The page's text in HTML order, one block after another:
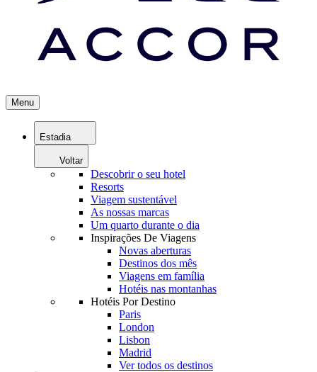
Menu
Estadia
Voltar
Descobrir o seu hotel
Resorts
Viagem sustentável
As nossas marcas
Um quarto durante o dia
Inspirações De Viagens
Novas aberturas
Destinos dos mês
Viagens em família
Hotéis nas montanhas
Hotéis Por Destino
Paris
London
Lisbon
Madrid
Ver todos os destinos